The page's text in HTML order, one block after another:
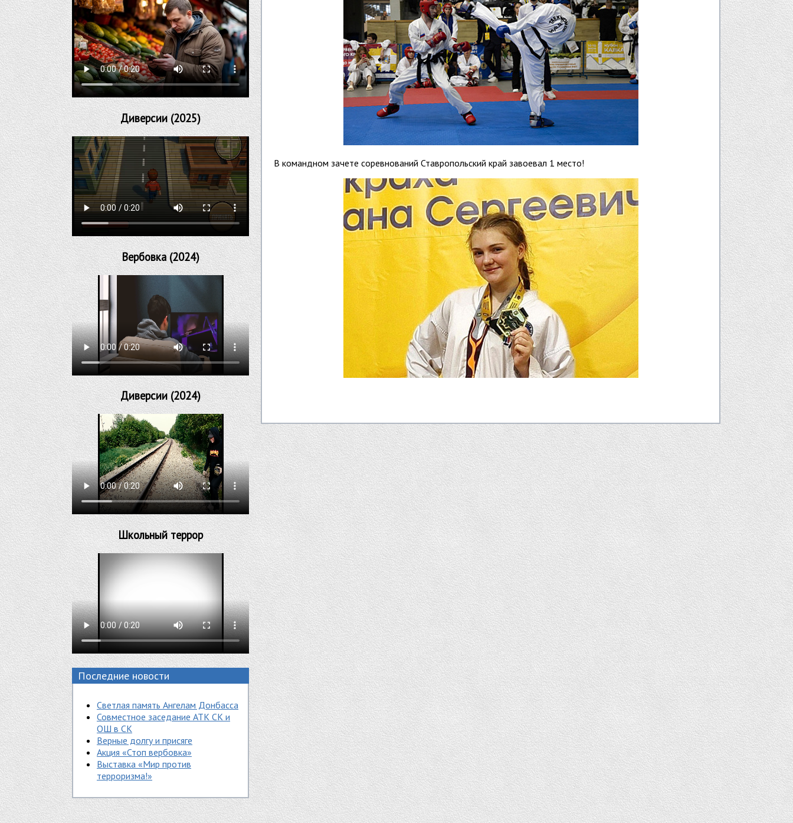
Диверсии (2025)
Вербовка (2024)
Диверсии (2024)
Школьный террор
Последние новости
Светлая память Ангелам Донбасса
Совместное заседание АТК СК и
ОШ в СК
Верные долгу и присяге
Акция «Стоп вербовка»
Выставка «Мир против
терроризма!»
В командном зачете соревнований Ставропольский край завоевал 1 место!